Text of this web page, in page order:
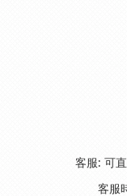
客服: 可
客服